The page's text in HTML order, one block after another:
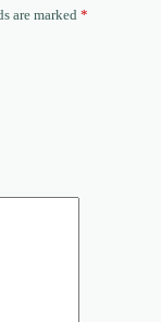
are marked *